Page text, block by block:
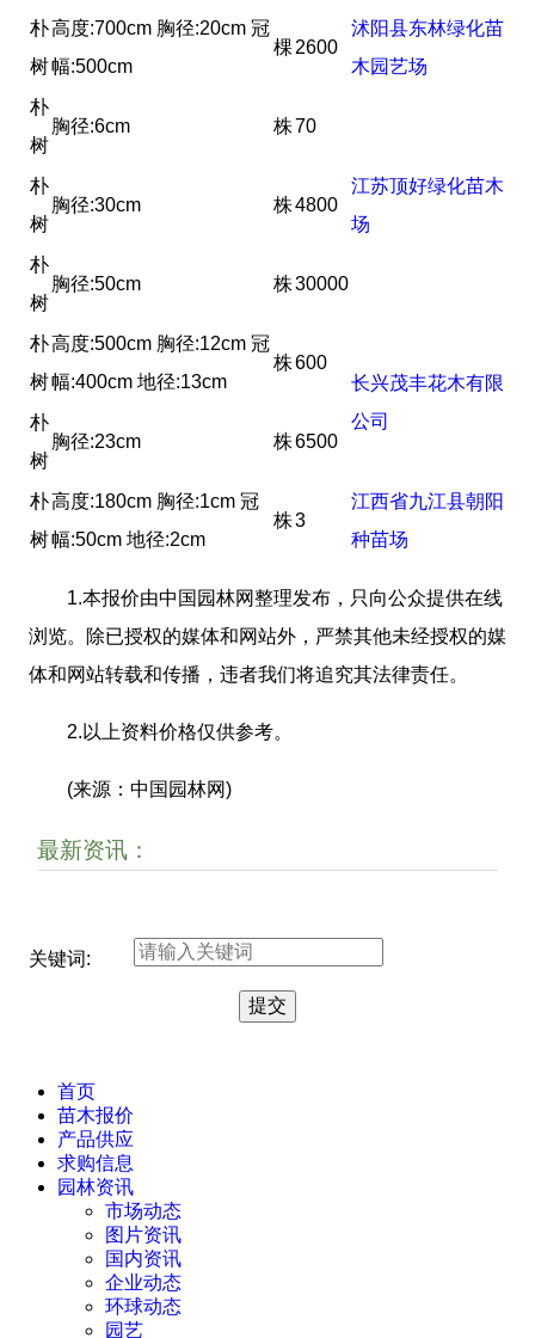
朴
树
高度:700cm 胸径:20cm 冠
幅:500cm
棵2600
沭阳县东林绿化苗
木园艺场
朴
树
胸径:6cm 株70
江苏顶好绿化苗木
场
朴
树
胸径:30cm 株4800
朴
树
胸径:50cm 株30000
朴
树
高度:500cm 胸径:12cm 冠
幅:400cm 地径:13cm
株600
长兴茂丰花木有限
公司
朴
树
胸径:23cm 株6500
朴
树
高度:180cm 胸径:1cm 冠
幅:50cm 地径:2cm
株3
江西省九江县朝阳
种苗场
1.本报价由中国园林网整理发布，只向公众提供在线
浏览。除已授权的媒体和网站外，严禁其他未经授权的媒
体和网站转载和传播，违者我们将追究其法律责任。
2.以上资料价格仅供参考。
(来源：中国园林网)
最新资讯：
关键词:
首页
苗木报价
产品供应
求购信息
园林资讯
市场动态
图片资讯
国内资讯
企业动态
环球动态
园艺